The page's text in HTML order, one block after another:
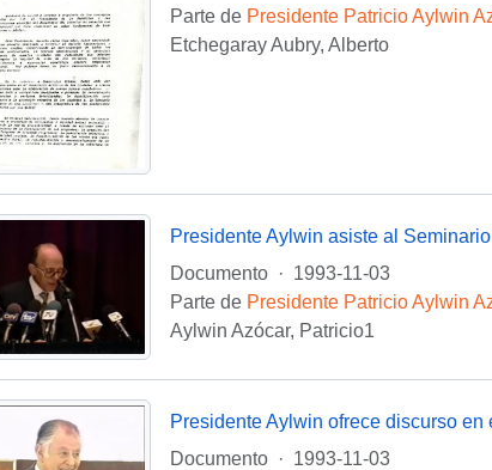
Parte de Presidente Patricio Aylwin
Etchegaray Aubry, Alberto
Documento
· 1993-11-03
Parte de Presidente Patricio Aylwin
Aylwin Azócar, Patricio1
Documento
· 1993-11-03